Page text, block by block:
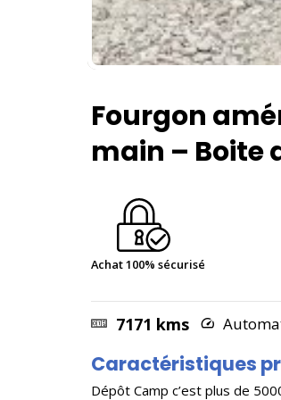
Fourgon
main –
Achat 100% sécurisé
7171 kms
Caractéristiques
Dépôt Camp c’est plus de